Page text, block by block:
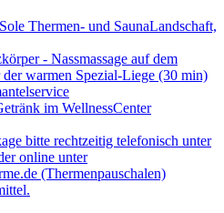
Thermen- und SaunaLandschaft,
- Nassmassage auf dem
warmen Spezial-Liege (30 min)
im WellnessCenter
bitte rechtzeitig telefonisch unter
online unter
(Thermenpauschalen)